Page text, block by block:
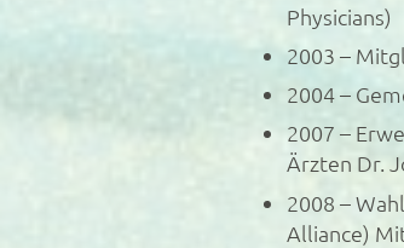
Physicians)
2003 –
2004 –
2007 –
Ärzten Dr.
2008 –
Alliance)